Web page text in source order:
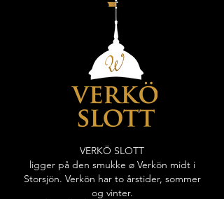
VERKÖ SLOTT
ligger på den smukke ø Verkön midt i
Storsjön. Verkön har to årstider, sommer
og vinter.